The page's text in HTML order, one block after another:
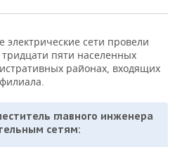
электрические сети провели
пяти населенных
районах, входящих
главного инженера
сетям: